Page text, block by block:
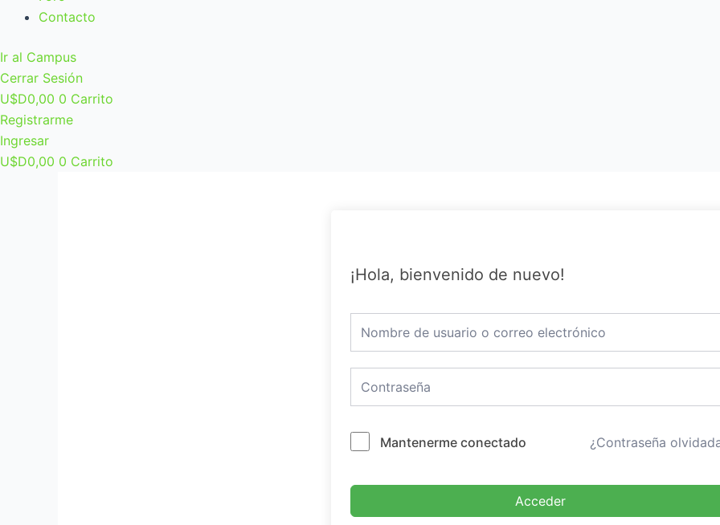
Contacto
Ir al Campus
Cerrar Sesión
U$D0,00 0 Carrito
Registrarme
Ingresar
U$D0,00 0 Carrito
¡Hola, bienvenido de nuevo!
Mantenerme conectado ¿Contraseña
Acceder